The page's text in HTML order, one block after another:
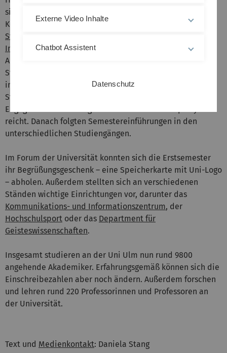
sind wichtig!“ Daneben gaben Behrouz Behbehani,
Kommissarischer Abteilungsleiter der
Studienberatung
International Office, einen kurzen Überblick über die
Angebote der jeweiligen Einrichtung. Die beiden
Studierenden Carina Dambacher und Paul Mengele
informierten über das Aufgabenspektrum der Verfassten
Studierendenschaft, das vom hochschulpolitischen
Engagement bis zur Organisation der Semesterpartys
reicht. Danach folgten Semestereinführungen in den
unterschiedlichen Studiengängen.
Im Forum der Universität konnten sich die Erstsemester
ihr Begrüßungsgeschenk – eine Speicherkarte mit Uni-Logo
– abholen. Außerdem stellten sich an verschiedenen
Ständen wichtige Einrichtungen vor, darunter das
Kommunikations- und Informationszentrum, der
Hochschulsport oder das Department für
Geisteswissenschaften.
Insgesamt studieren an der Uni Ulm nun rund 9800
angehende Akademiker. Erfahrungsgemäß können sich die
Einschreibezahlen aber noch ändern. Außerdem forschen
und lehren rund 220 Professorinnen und Professoren an
der Universität.
Text und Medienkontakt: Daniela Stang
Externe Video Inhalte
Chatbot Assistent
Datenschutz